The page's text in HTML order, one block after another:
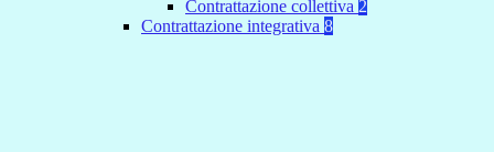
Contrattazione collettiva 2
Contrattazione integrativa 8